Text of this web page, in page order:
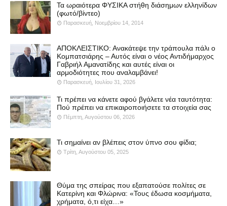
Τα ωραιότερα ΦΥΣΙΚΑ στήθη διάσημων ελληνίδων
(φωτό/βίντεο)
Παρασκευή, Νοεμβρίου 14, 2014
ΑΠΟΚΛΕΙΣΤΙΚΟ: Ανακάτεψε την τράπουλα πάλι ο
Κομπατσιάρης – Αυτός είναι ο νέος Αντιδήμαρχος
Γαβριήλ Αμανατίδης και αυτές είναι οι
αρμοδιότητες που αναλαμβάνει!
Παρασκευή, Ιουλίου 31, 2026
Τι πρέπει να κάνετε αφού βγάλετε νέα ταυτότητα:
Πού πρέπει να επικαιροποιήσετε τα στοιχεία σας
Πέμπτη, Αυγούστου 06, 2026
Τι σημαίνει αν βλέπεις στον ύπνο σου φίδια;
Τρίτη, Αυγούστου 05, 2025
Θύμα της σπείρας που εξαπατούσε πολίτες σε
Κατερίνη και Φλώρινα: «Τους έδωσα κοσμήματα,
χρήματα, ό,τι είχα…»